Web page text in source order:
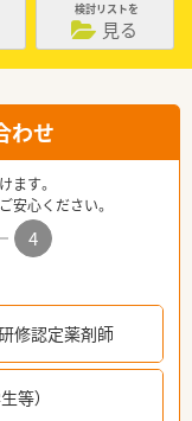
検討リストを
見る
わせ
ます。
安心ください。
4
修認定薬剤師
等）